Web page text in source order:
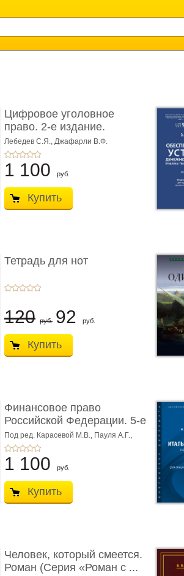
Цифровое уголовное
право. 2-е издание.
Монограф ...
Лебедев С.Я., Джафарли В.Ф.
1 100 руб.
Купить
Тетрадь для нот
120 руб. 92 руб.
Купить
Финансовое право
Российской Федерации. 5-е
изд� ...
Под ред. Карасевой М.В., Пауля А.Г.,
Красюкова А.В.
1 100 руб.
Купить
Человек, который смеется.
Роман (Серия «Роман с ...